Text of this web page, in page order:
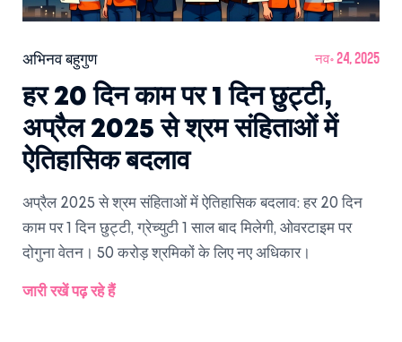
अभिनव बहुगुण नव॰ 24, 2025
हर 20 दिन काम पर 1 दिन छुट्टी,
अप्रैल 2025 से श्रम संहिताओं में
ऐतिहासिक बदलाव
अप्रैल 2025 से श्रम संहिताओं में ऐतिहासिक बदलाव: हर 20 दिन
काम पर 1 दिन छुट्टी, ग्रेच्युटी 1 साल बाद मिलेगी, ओवरटाइम पर
दोगुना वेतन। 50 करोड़ श्रमिकों के लिए नए अधिकार।
जारी रखें पढ़ रहे हैं